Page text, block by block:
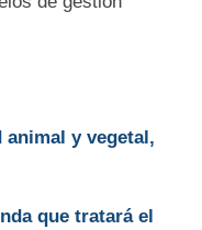
animal y vegetal,
que tratará el